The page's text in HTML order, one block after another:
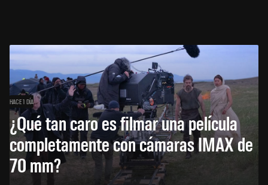
HACE 1 DÍA
¿Qué tan caro es filmar una película
completamente con cámaras IMAX de
70 mm?